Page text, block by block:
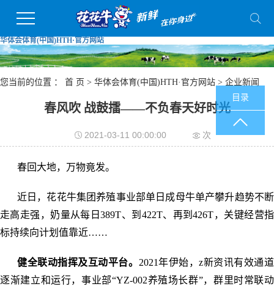
华体会体育(中国)HTH·官方网站
您当前的位置 ： 首 页 > 华体会体育(中国)HTH·官方网站 > 企业新闻
春风吹 战鼓擂——不负春天好时光
2021-03-11 00:00:00 次
春回大地，万物竟发。
近日，花花牛集团养殖事业部单日成母牛单产攀升趋势不断
走高走强，奶量从每日389T、到422T、再到426T，关键经营指
标持续向计划值靠近……
健全联动指挥及互动平台。 2021年伊始，z新资讯有效通道
逐渐建立和运行，事业部“YZ-002养殖场长群”，群里时常联动
目录